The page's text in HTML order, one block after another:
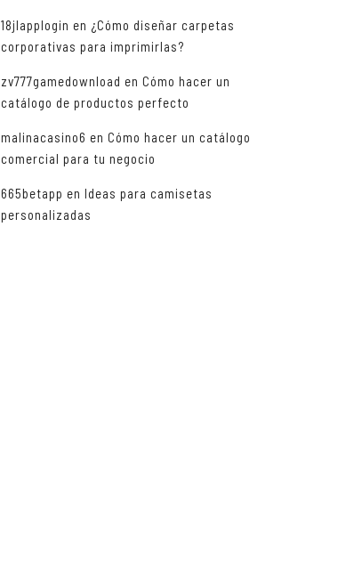
18jlapplogin en ¿Cómo diseñar carpetas
corporativas para imprimirlas?
zv777gamedownload en Cómo hacer un
catálogo de productos perfecto
malinacasino6 en Cómo hacer un catálogo
comercial para tu negocio
665betapp en Ideas para camisetas
personalizadas